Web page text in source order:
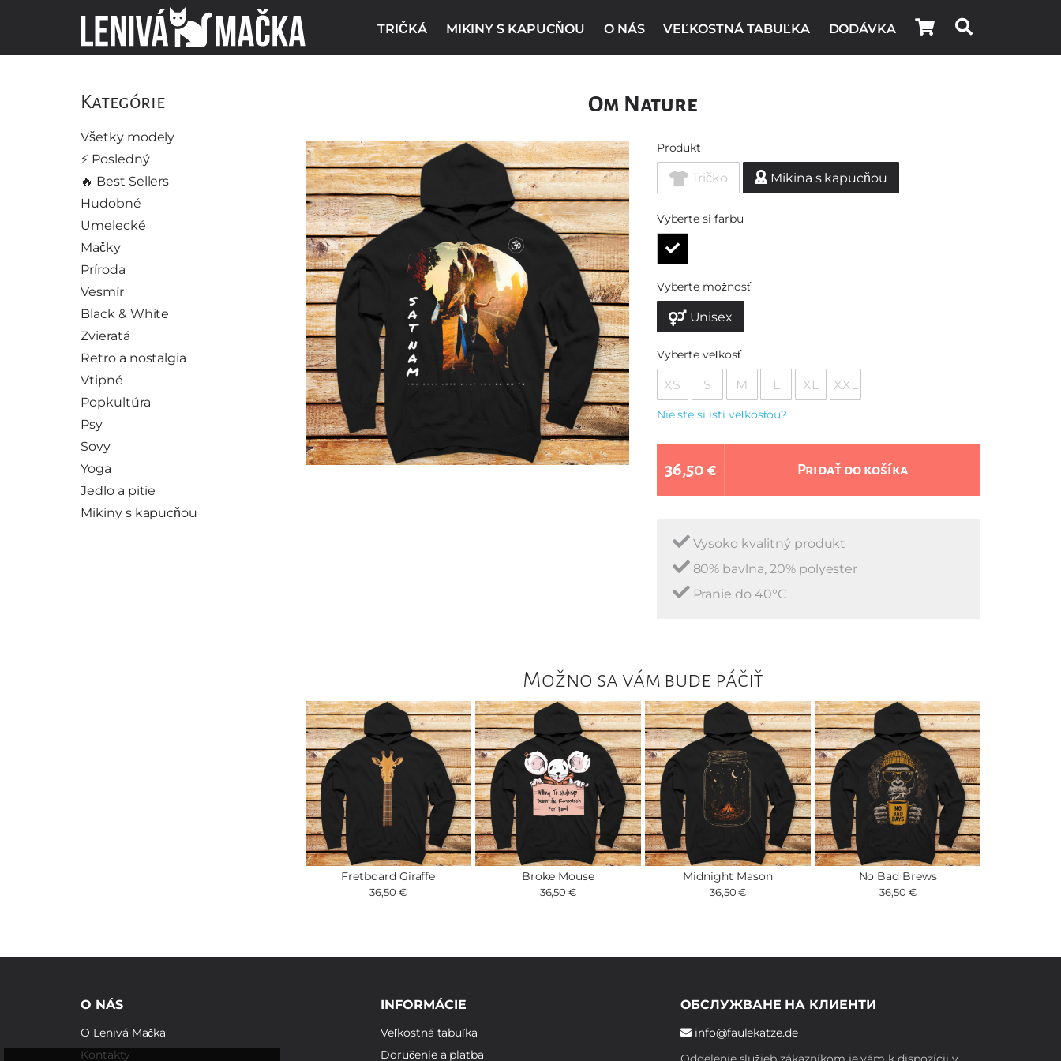
TRIČKÁ MIKINY S KAPUCŇOU O NÁS VEĽKOSTNÁ TABUĽKA DODÁVKA
Kategórie
Všetky modely
⚡️ Posledný
🔥 Best Sellers
Hudobné
Umelecké
Mačky
Príroda
Vesmír
Black & White
Zvieratá
Retro a nostalgia
Vtipné
Popkultúra
Psy
Sovy
Yoga
Jedlo a pitie
Mikiny s kapucňou
Om Nature
Produkt
Tričko Mikina s kapucňou
Vyberte si farbu
Vyberte možnosť
Unisex
Vyberte veľkosť
XS S M L XL XXL
Nie ste si istí veľkosťou?
36,50 € Pridať do košíka
Vysoko kvalitný produkt
80% bavlna, 20% polyester
Pranie do 40°C
Možno sa vám bude páčiť
Fretboard Giraffe
36,50 €
Broke Mouse
36,50 €
Midnight Mason
36,50 €
No Bad Brews
36,50 €
O NÁS
O Lenivá Mačka
Kontakty
INFORMÁCIE
Veľkostná tabuľka
Doručenie a platba
ОБСЛУЖВАНЕ НА КЛИЕНТИ
info@faulekatze.de